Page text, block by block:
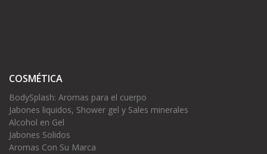
COSMÉTICA
BodySplash: Aromas para el cuerpo
Jabones liquidos, Shower gel y Sales minerales
Alcohol en Gel
Jabones Solidos
Aromas Con Su Marca